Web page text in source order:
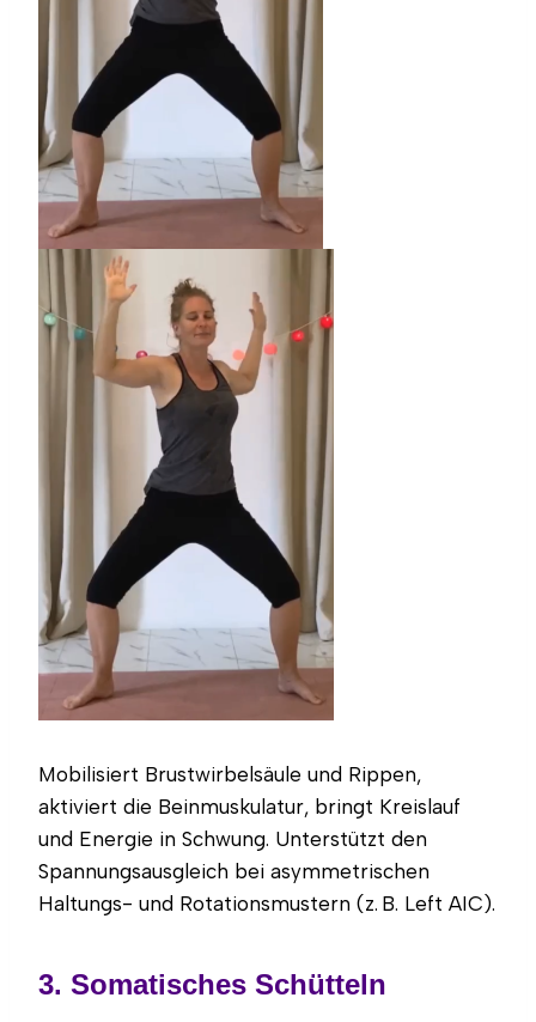
Mobilisiert Brustwirbelsäule und Rippen,
aktiviert die Beinmuskulatur, bringt Kreislauf
und Energie in Schwung. Unterstützt den
Spannungsausgleich bei asymmetrischen
Haltungs- und Rotationsmustern (z. B. Left AIC).
3. Somatisches Schütteln